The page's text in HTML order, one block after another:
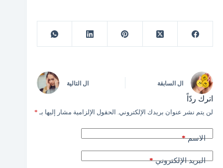
ال السابقة ال التالية
اترك ردّاً
لن يتم نشر عنوان بريدك الإلكتروني. الحقول الإلزامية مشار إليها بـ *
الاسم*
البريد الإلكتروني*